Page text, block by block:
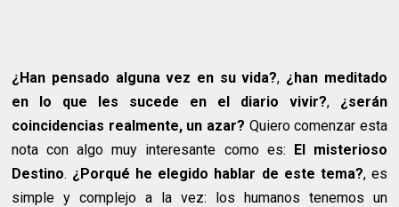
¿Han pensado alguna vez en su vida?, ¿han meditado
en lo que les sucede en el diario vivir?, ¿serán
coincidencias realmente, un azar? Quiero comenzar esta
nota con algo muy interesante como es: El misterioso
Destino. ¿Porqué he elegido hablar de este tema?, es
simple y complejo a la vez: los humanos tenemos un